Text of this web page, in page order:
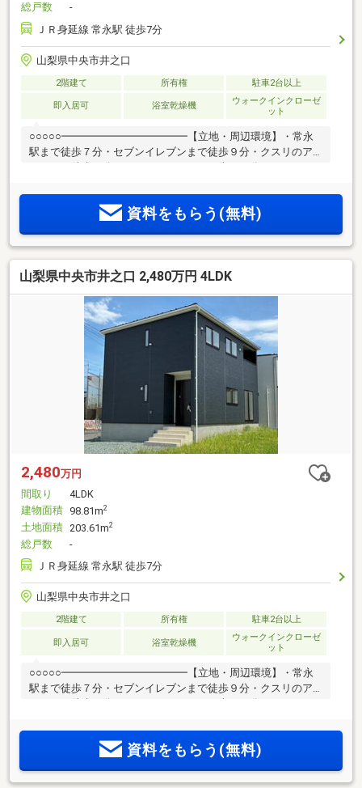
総戸数
-
ＪＲ身延線 常永駅 徒歩7分
山梨県中央市井之口
2階建て 所有権 駐車2台以上
即入居可 浴室乾燥機
ウォークインクローゼ
ット
○○○○○━━━━━━━━━━━━【立地・周辺環境】・常永
駅まで徒歩７分・セブンイレブンまで徒歩９分・クスリのア
グ・家族みんなのプライバシーを守る4LDK・WICで収納もば
っちり◎【設備・特徴】・駐車場3台分・雨でも安心のインナ
━━━━━━━━━━━━○○○○
資料をもらう(無料)
山梨県中央市井之口 2,480万円 4LDK
2,480万円
間取り
4LDK
建物面積 98.81m2
土地面積 203.61m2
総戸数
-
ＪＲ身延線 常永駅 徒歩7分
山梨県中央市井之口
2階建て 所有権 駐車2台以上
即入居可 浴室乾燥機
ウォークインクローゼ
ット
○○○○○━━━━━━━━━━━━【立地・周辺環境】・常永
駅まで徒歩７分・セブンイレブンまで徒歩９分・クスリのア
グ・家族みんなのプライバシーを守る4LDK・WICで収納もば
っちり◎【設備・特徴】・駐車場並列2台分・雨でも安心のイ
━━━━━━━━━━━━○○○○
資料をもらう(無料)